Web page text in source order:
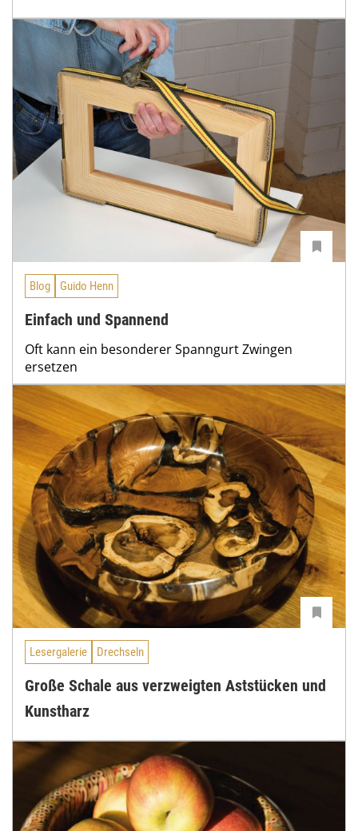
Blog Guido Henn
Einfach und Spannend
Oft kann ein besonderer Spanngurt Zwingen
ersetzen
Lesergalerie Drechseln
Große Schale aus verzweigten Aststücken und
Kunstharz